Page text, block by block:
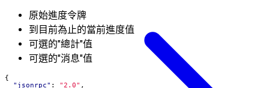
原始進度令牌
到目前為止的當前進度值
可選的"總計"值
可選的"消息"值
{
"jsonrpc" : "2.0" ,